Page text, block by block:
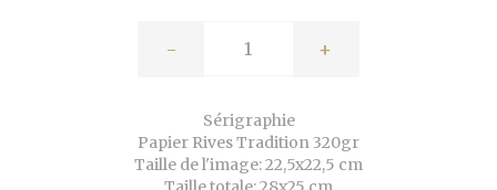
- +
Sérigraphie
Papier Rives Tradition 320gr
Taille de l'image: 22,5x22,5 cm